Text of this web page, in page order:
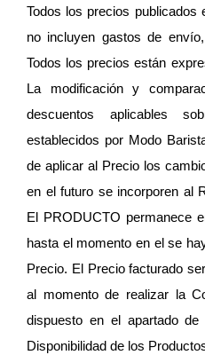
Todos los precios
no incluyen gastos de
Todos los precios están
La modificación y
descuentos aplicables
establecidos por Modo
de aplicar al Precio los
en el futuro se incorporen al
El PRODUCTO permanece
hasta el momento en el se
Precio. El Precio facturado
al momento de realizar la
dispuesto en el apartado de
Disponibilidad de los